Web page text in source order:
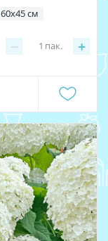
60х45 см
− +
1 пак.